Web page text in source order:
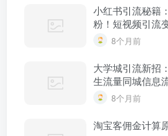
小红书引流秘籍
粉！短视频引流
8个月前
大学城引流新招
生流量同城信息
8个月前
淘宝客佣金计算